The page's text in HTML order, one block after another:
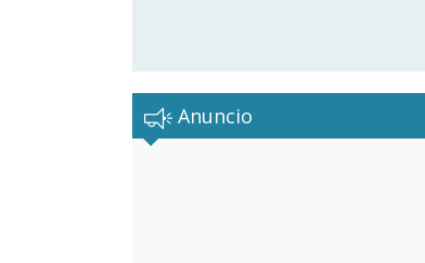
Anuncio